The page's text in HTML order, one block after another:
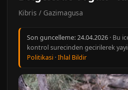
Kibris / Gazimagusa
Son guncelleme:24.04.2026 · Bu
kontrol surecinden gecirilerek
Politikasi ·Ihlal Bildir